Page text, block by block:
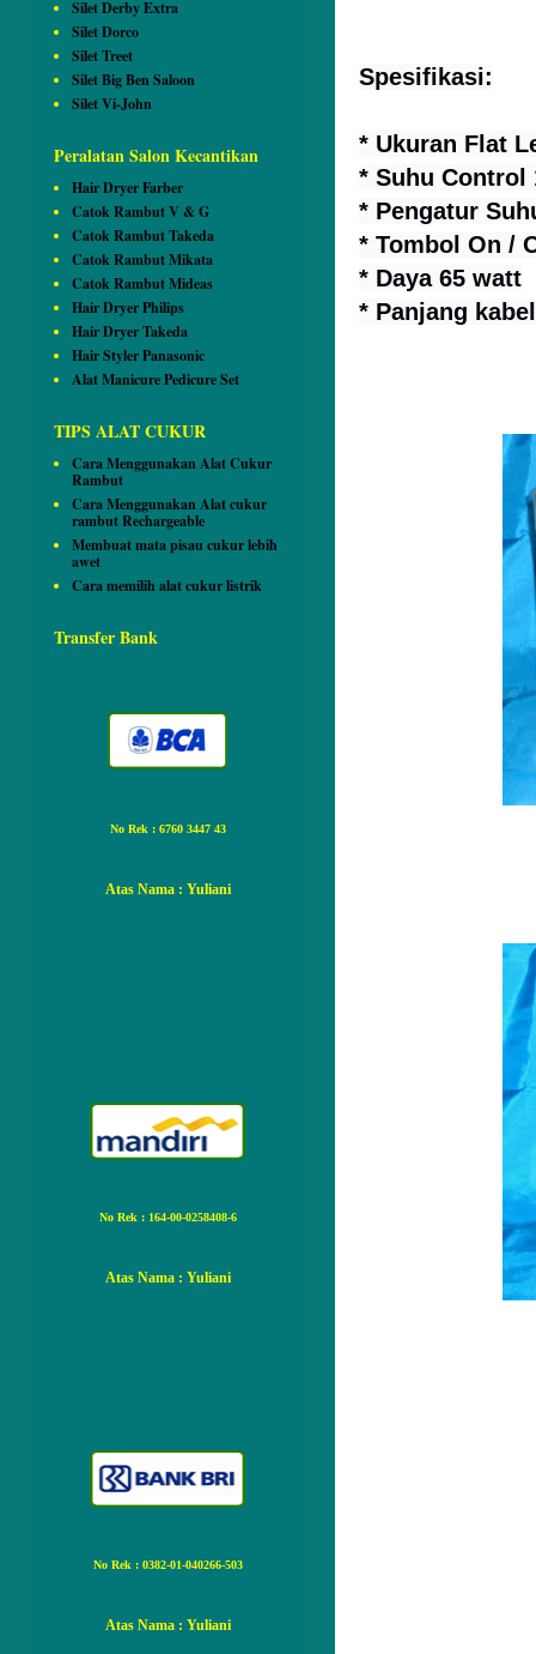
Spesifikasi:
* Ukuran Flat
* Suhu Control
* Pengatur
* Tombol On /
* Daya 65 watt
* Panjang
Silet Derby Extra
Silet Dorco
Silet Treet
Silet Big Ben Saloon
Silet Vi-John
Peralatan Salon Kecantikan
Hair Dryer Farber
Catok Rambut V & G
Catok Rambut Takeda
Catok Rambut Mikata
Catok Rambut Mideas
Hair Dryer Philips
Hair Dryer Takeda
Hair Styler Panasonic
Alat Manicure Pedicure Set
TIPS ALAT CUKUR
Cara Menggunakan Alat Cukur
Rambut
Cara Menggunakan Alat cukur
rambut Rechargeable
Membuat mata pisau cukur lebih
awet
Cara memilih alat cukur listrik
Transfer Bank
No Rek : 6760 3447 43
Atas Nama : Yuliani
No Rek : 164-00-0258408-6
Atas Nama : Yuliani
No Rek : 0382-01-040266-503
Atas Nama : Yuliani